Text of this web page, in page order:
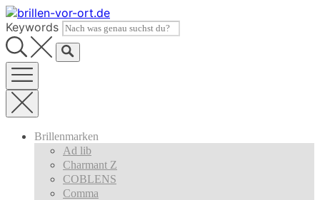
Skip
to
content
Keywords
Brillenmarken
Ad lib
Charmant Z
COBLENS
Comma